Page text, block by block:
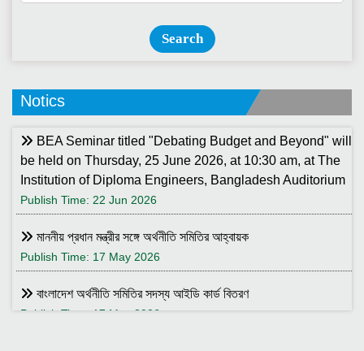
Search
Notics
BEA Seminar titled "Debating Budget and Beyond" will
be held on Thursday, 25 June 2026, at 10:30 am, at The
Institution of Diploma Engineers, Bangladesh Auditorium
Publish Time: 22 Jun 2026
মাননীয় প্রধান মন্ত্রীর সঙ্গে অর্থনীতি সমিতির আহ্বায়ক
Publish Time: 17 May 2026
বাংলাদেশ অর্থনীতি সমিতির সদস্য আইডি কার্ড বিতরণ
Publish Time: 17 May 2026